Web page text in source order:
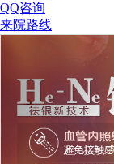
QQ咨询
来院路线